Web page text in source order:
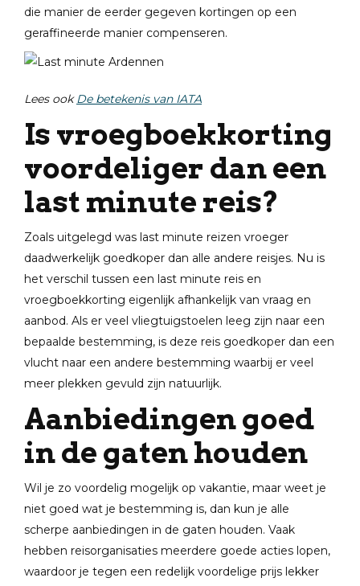
die manier de eerder gegeven kortingen op een
geraffineerde manier compenseren.
Lees ookDe betekenis van IATA
Is vroegboekkorting
voordeliger dan een
last minute reis?
Zoals uitgelegd was last minute reizen vroeger
daadwerkelijk goedkoper dan alle andere reisjes. Nu is
het verschil tussen een last minute reis en
vroegboekkorting eigenlijk afhankelijk van vraag en
aanbod. Als er veel vliegtuigstoelen leeg zijn naar een
bepaalde bestemming, is deze reis goedkoper dan een
vlucht naar een andere bestemming waarbij er veel
meer plekken gevuld zijn natuurlijk.
Aanbiedingen goed
in de gaten houden
Wil je zo voordelig mogelijk op vakantie, maar weet je
niet goed wat je bestemming is, dan kun je alle
scherpe aanbiedingen in de gaten houden. Vaak
hebben reisorganisaties meerdere goede acties lopen,
waardoor je tegen een redelijk voordelige prijs lekker